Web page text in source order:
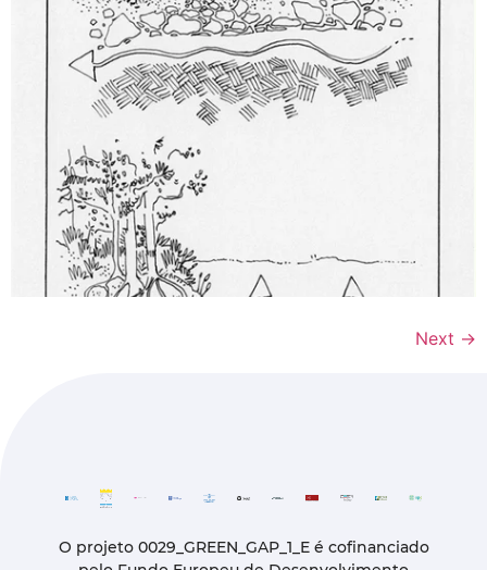
Next →
O projeto 0029_GREEN_GAP_1_E é cofinanciado